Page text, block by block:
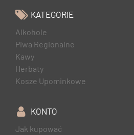
KATEGORIE
Alkohole
Piwa Regionalne
Kawy
Herbaty
Kosze Upominkowe
KONTO
Jak kupować